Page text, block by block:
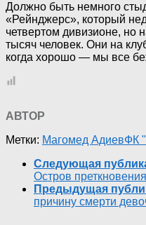
Должно быть немного
«Рейнджерс», который
четвертом дивизионе, но
тысяч человек. Они на
когда хорошо — мы все
АВТОР
Метки: Магомед АдиевФК
Следующая
Остров
Предыдущая
причину смерти